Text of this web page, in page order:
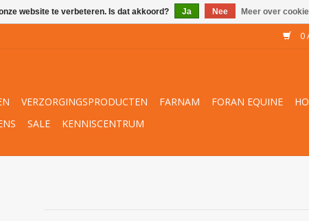
0
VERZORGINGSPRODUCTEN FARNAM FORAN EQUINE
SALE KENNISCENTRUM
website te verbeteren. Is dat akkoord? Ja Nee Meer over